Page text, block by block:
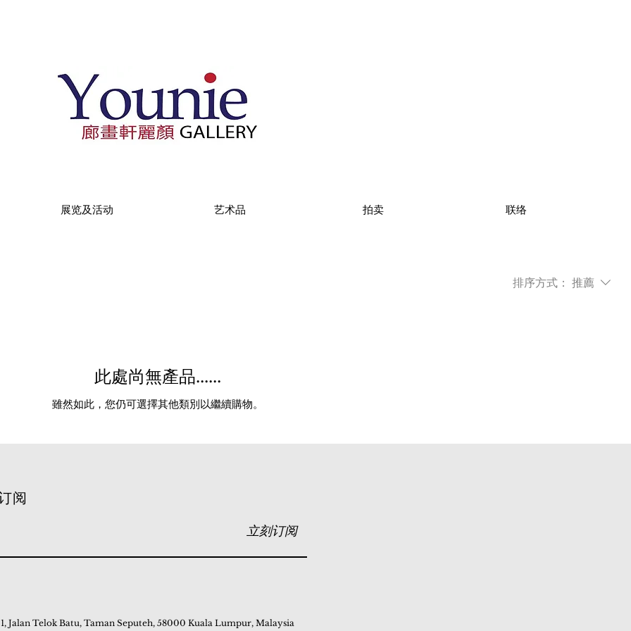
展览及活动 艺术品 拍卖 联络
排序方式： 推薦
此處尚無產品......
雖然如此，您仍可選擇其他類別以繼續購物。
阅
立刻订阅
Jalan Telok Batu, Taman Seputeh, 58000 Kuala Lumpur, Malaysia